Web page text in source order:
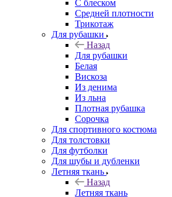
С блеском
Средней плотности
Трикотаж
Для рубашки
Назад
Для рубашки
Белая
Вискоза
Из денима
Из льна
Плотная рубашка
Сорочка
Для спортивного костюма
Для толстовки
Для футболки
Для шубы и дубленки
Летняя ткань
Назад
Летняя ткань